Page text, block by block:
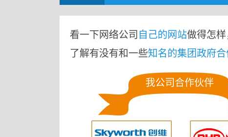
看一下网络公司 自己的网站做得怎
了解有没有和一些知名的集团政府合
我公司合作伙伴